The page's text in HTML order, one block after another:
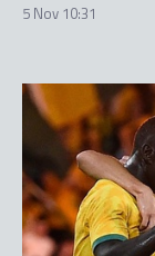
5 Nov 10:31